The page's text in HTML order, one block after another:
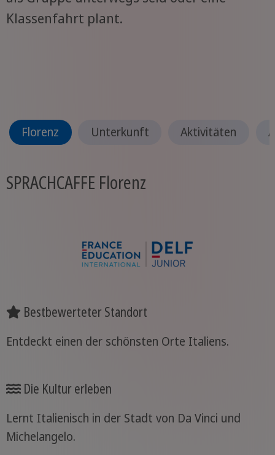
Klassenfahrt plant.
Florenz Unterkunft Aktivitäten
SPRACHCAFFE Florenz
Bestbewerteter Standort
Entdeckt einen der schönsten Orte Italiens.
Die Kultur erleben
Lernt Italienisch in der Stadt von Da Vinci und
Michelangelo.